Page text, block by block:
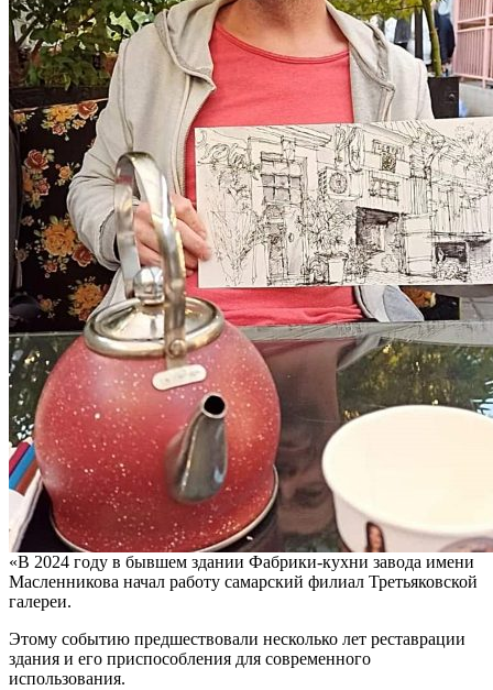
«В 2024 году в бывшем здании Фабрики-кухни завода имени
Масленникова начал работу самарский филиал Третьяковской
галереи.
Этому событию предшествовали несколько лет реставрации
здания и его приспособления для современного
использования.